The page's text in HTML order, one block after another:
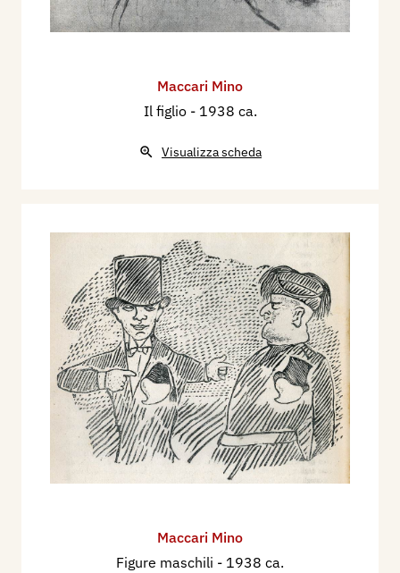
Maccari Mino
Il figlio - 1938 ca.
Visualizza scheda
Maccari Mino
Figure maschili - 1938 ca.